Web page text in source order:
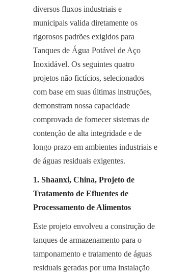
diversos fluxos industriais e
municipais valida diretamente os
rigorosos padrões exigidos para
Tanques de Água Potável de Aço
Inoxidável. Os seguintes quatro
projetos não fictícios, selecionados
com base em suas últimas instruções,
demonstram nossa capacidade
comprovada de fornecer sistemas de
contenção de alta integridade e de
longo prazo em ambientes industriais e
de águas residuais exigentes.
1. Shaanxi, China, Projeto de
Tratamento de Efluentes de
Processamento de Alimentos
Este projeto envolveu a construção de
tanques de armazenamento para o
tamponamento e tratamento de águas
residuais geradas por uma instalação